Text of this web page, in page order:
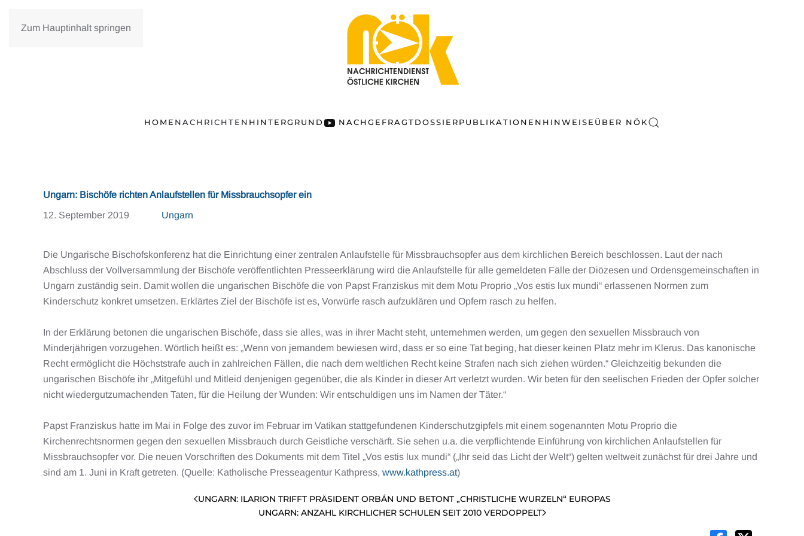
Zum Hauptinhalt springen
HOME NACHRICHTEN HINTERGRUND NACHGEFRAGTDOSSIERPUBLIKATIONEN HINWEISE ÜBER NÖK
Ungarn: Bischöfe richten Anlaufstellen für Missbrauchsopfer ein
12. September 2019
Ungarn
Die Ungarische Bischofskonferenz hat die Einrichtung einer zentralen Anlaufstelle für Missbrauchsopfer aus dem kirchlichen Bereich beschlossen. Laut der nach
Abschluss der Vollversammlung der Bischöfe veröffentlichten Presseerklärung wird die Anlaufstelle für alle gemeldeten Fälle der Diözesen und Ordensgemeinschaften in
Ungarn zuständig sein. Damit wollen die ungarischen Bischöfe die von Papst Franziskus mit dem Motu Proprio „Vos estis lux mundi“ erlassenen Normen zum
Kinderschutz konkret umsetzen. Erklärtes Ziel der Bischöfe ist es, Vorwürfe rasch aufzuklären und Opfern rasch zu helfen.
In der Erklärung betonen die ungarischen Bischöfe, dass sie alles, was in ihrer Macht steht, unternehmen werden, um gegen den sexuellen Missbrauch von
Minderjährigen vorzugehen. Wörtlich heißt es: „Wenn von jemandem bewiesen wird, dass er so eine Tat beging, hat dieser keinen Platz mehr im Klerus. Das kanonische
Recht ermöglicht die Höchststrafe auch in zahlreichen Fällen, die nach dem weltlichen Recht keine Strafen nach sich ziehen würden.“ Gleichzeitig bekunden die
ungarischen Bischöfe ihr „Mitgefühl und Mitleid denjenigen gegenüber, die als Kinder in dieser Art verletzt wurden. Wir beten für den seelischen Frieden der Opfer solcher
nicht wiedergutzumachenden Taten, für die Heilung der Wunden: Wir entschuldigen uns im Namen der Täter.“
Papst Franziskus hatte im Mai in Folge des zuvor im Februar im Vatikan stattgefundenen Kinderschutzgipfels mit einem sogenannten Motu Proprio die
Kirchenrechtsnormen gegen den sexuellen Missbrauch durch Geistliche verschärft. Sie sehen u.a. die verpflichtende Einführung von kirchlichen Anlaufstellen für
Missbrauchsopfer vor. Die neuen Vorschriften des Dokuments mit dem Titel „Vos estis lux mundi“ („Ihr seid das Licht der Welt“) gelten weltweit zunächst für drei Jahre und
sind am 1. Juni in Kraft getreten. (Quelle: Katholische Presseagentur Kathpress, www.kathpress.at)
UNGARN: ILARION TRIFFT PRÄSIDENT ORBÁN UND BETONT „CHRISTLICHE WURZELN“ EUROPAS
UNGARN: ANZAHL KIRCHLICHER SCHULEN SEIT 2010 VERDOPPELT